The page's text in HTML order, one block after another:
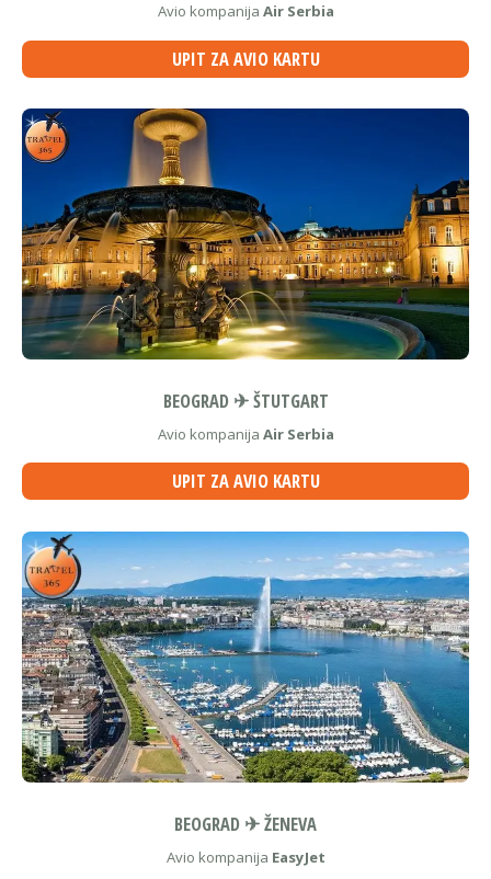
Avio kompanija Air Serbia
UPIT ZA AVIO KARTU
BEOGRAD ✈ ŠTUTGART
Avio kompanija Air Serbia
UPIT ZA AVIO KARTU
BEOGRAD ✈ ŽENEVA
Avio kompanija EasyJet